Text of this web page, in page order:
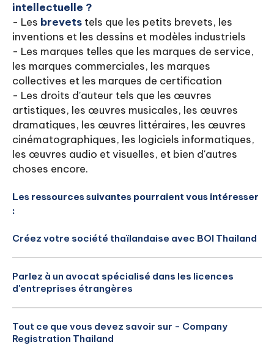
intellectuelle ?
- Les brevets tels que les petits brevets, les
inventions et les dessins et modèles industriels
- Les marques telles que les marques de service,
les marques commerciales, les marques
collectives et les marques de certification
- Les droits d'auteur tels que les œuvres
artistiques, les œuvres musicales, les œuvres
dramatiques, les œuvres littéraires, les œuvres
cinématographiques, les logiciels informatiques,
les œuvres audio et visuelles, et bien d'autres
choses encore.
Les ressources suivantes pourraient vous intéresser
:
Créez votre société thaïlandaise avec BOI Thailand
Parlez à un avocat spécialisé dans les licences
d'entreprises étrangères
Tout ce que vous devez savoir sur - Company
Registration Thailand